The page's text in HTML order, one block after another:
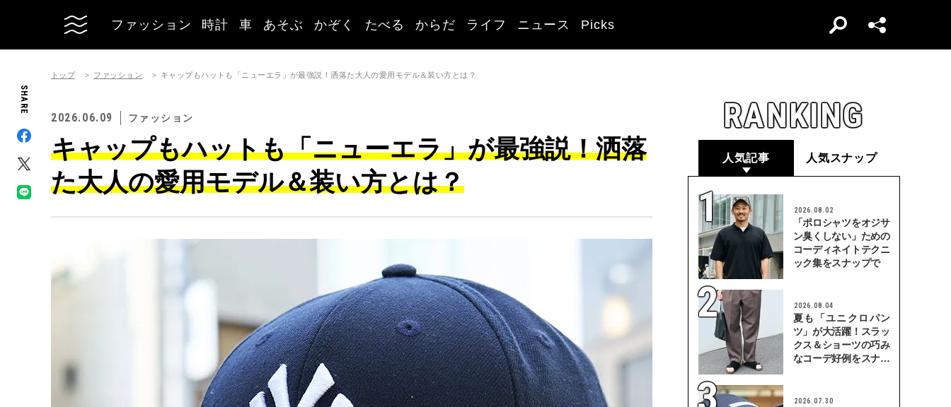
ファッション 時計 車 あそぶ かぞく たべる からだ ライフ ニュース Picks
SHARE
トップ ファッション キャップもハットも「ニューエラ」が最強説！洒落た大人の愛用モデル＆装い方とは？
2026.06.09 ファッション
キャップもハットも「ニューエラ」が最強説！洒落
た大人の愛用モデル＆装い方とは？
RANKING
人気記事 人気スナップ
2026.08.02
「ポロシャツをオジサ
ン臭くしない」ための
コーディネイトテクニ
ック集をスナップで
2026.08.04
夏も「ユニクロパン
ツ」が大活躍！スラッ
クス＆ショーツの巧み
なコーデ好例をスナッ
2026.07.30